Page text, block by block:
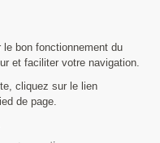
04 81 120 120